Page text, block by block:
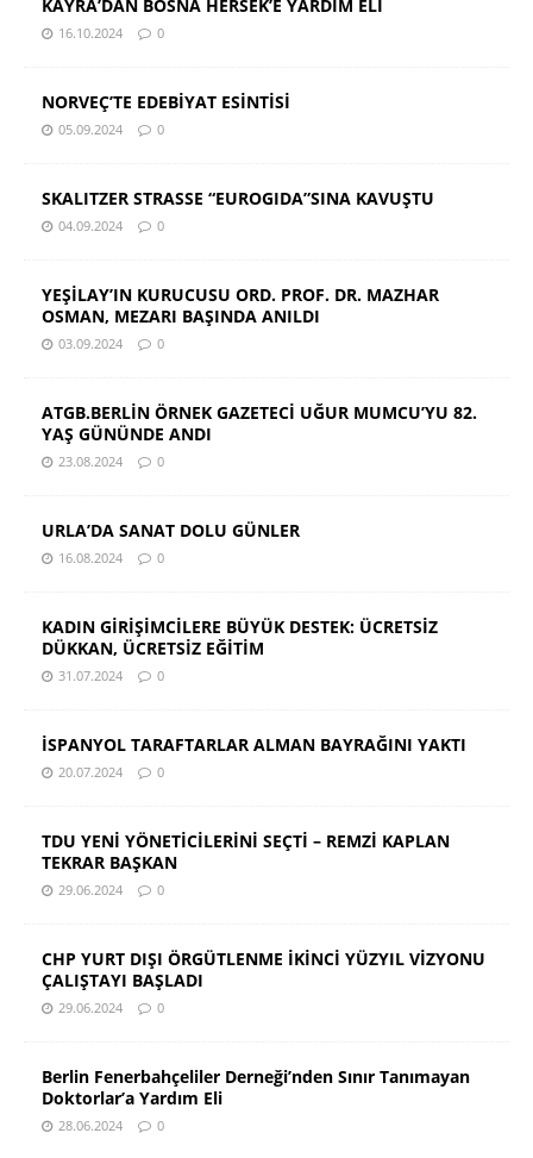
KAYRA’DAN BOSNA HERSEK’E YARDIM ELİ
16.10.2024 0
NORVEÇ’TE EDEBİYAT ESİNTİSİ
05.09.2024 0
SKALITZER STRASSE “EUROGIDA”SINA KAVUŞTU
04.09.2024 0
YEŞİLAY’IN KURUCUSU ORD. PROF. DR. MAZHAR
OSMAN, MEZARI BAŞINDA ANILDI
03.09.2024 0
ATGB.BERLİN ÖRNEK GAZETECİ UĞUR MUMCU’YU 82.
YAŞ GÜNÜNDE ANDI
23.08.2024 0
URLA’DA SANAT DOLU GÜNLER
16.08.2024 0
KADIN GİRİŞİMCİLERE BÜYÜK DESTEK: ÜCRETSİZ
DÜKKAN, ÜCRETSİZ EĞİTİM
31.07.2024 0
İSPANYOL TARAFTARLAR ALMAN BAYRAĞINI YAKTI
20.07.2024 0
TDU YENİ YÖNETİCİLERİNİ SEÇTİ – REMZİ KAPLAN
TEKRAR BAŞKAN
29.06.2024 0
CHP YURT DIŞI ÖRGÜTLENME İKİNCİ YÜZYIL VİZYONU
ÇALIŞTAYI BAŞLADI
29.06.2024 0
Berlin Fenerbahçeliler Derneği’nden Sınır Tanımayan
Doktorlar’a Yardım Eli
28.06.2024 0